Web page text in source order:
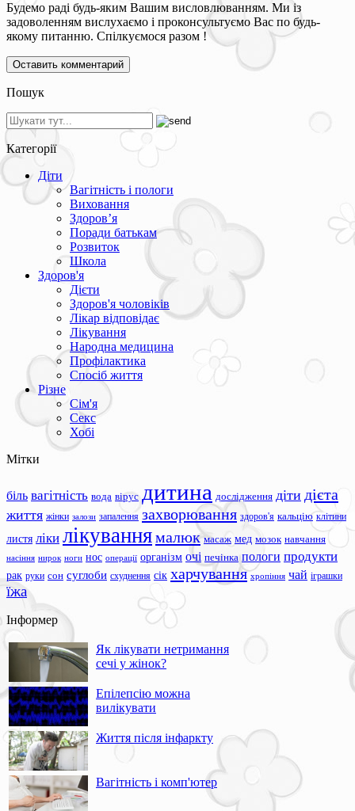
Будемо раді будь-яким Вашим висловлюванням. Ми із
задоволенням вислухаємо і проконсультуємо Вас по будь-
якому питанню. Спілкуємося разом !
Пошук
Категорії
Діти
Вагітність і пологи
Виховання
Здоров’я
Поради батькам
Розвиток
Школа
Здоров'я
Дієти
Здоров'я чоловіків
Лікар відповідає
Лікування
Народна медицина
Профілактика
Спосіб життя
Різне
Сім'я
Секс
Хобі
Мітки
біль вагітність вода вірус дитина дослідження діти дієта
життя жінки залози запалення захворювання здоров'я кальцію клітини
листя ліки лікуваннямалюк масаж мед мозок навчання
насіння нирок ноги нос операції організм очі печінка пологи продукти
рак руки сон суглоби схуднення сік харчування хропіння чай іграшки
їжа
Інформер
Як лікувати нетримання
сечі у жінок?
Епілепсію можна
вилікувати
Життя після інфаркту
Вагітність і комп'ютер